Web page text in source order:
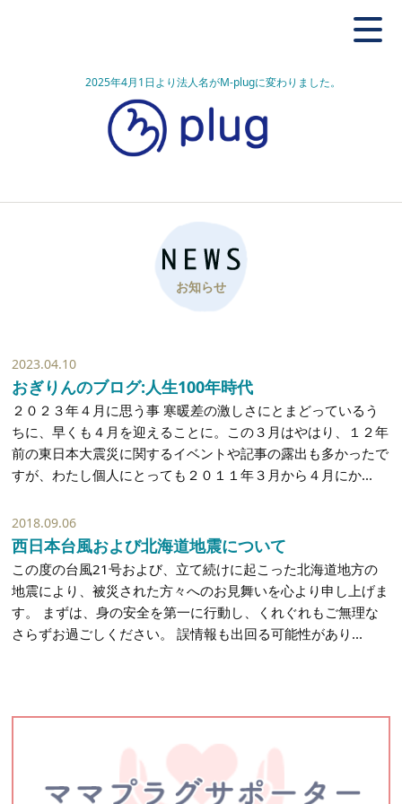
2025年4月1日より法人名がM-plugに変わりました。
お知らせ
2023.04.10
おぎりんのブログ:人生100年時代
２０２３年４月に思う事 寒暖差の激しさにとまどっているう
ちに、早くも４月を迎えることに。この３月はやはり、１２年
前の東日本大震災に関するイベントや記事の露出も多かったで
すが、わたし個人にとっても２０１１年３月から４月にか...
2018.09.06
西日本台風および北海道地震について
この度の台風21号および、立て続けに起こった北海道地方の
地震により、被災された方々へのお見舞いを心より申し上げま
す。 まずは、身の安全を第一に行動し、くれぐれもご無理な
さらずお過ごしください。 誤情報も出回る可能性があり...